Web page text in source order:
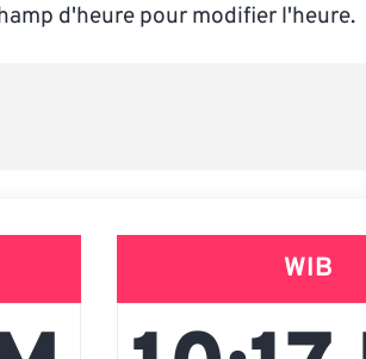
d'heure pour modifier l'heure.
WIB